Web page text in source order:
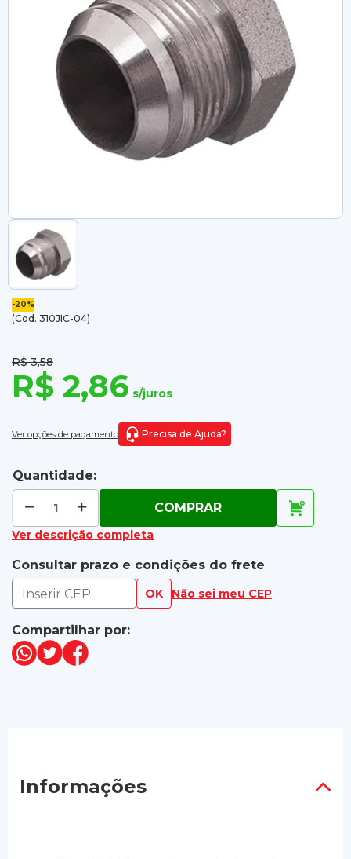
-20%
(Cod. 310JIC-04)
R$ 3,58
R$ 2,86 s/juros
Ver opções de pagamento Precisa de Ajuda?
Quantidade:
COMPRAR
Ver descrição completa
Consultar prazo e condições do frete
OK Não sei meu CEP
Compartilhar por:
Informações